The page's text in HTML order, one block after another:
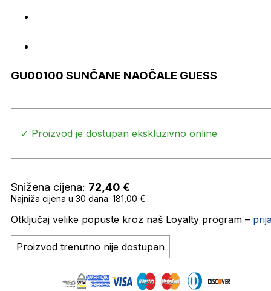
GU00100 SUNČANE NAOČALE GUESS
✓ Proizvod je dostupan ekskluzivno online
Snižena cijena: 72,40 €
Najniža cijena u 30 dana: 181,00 €
Otključaj velike popuste kroz naš Loyalty program –
Proizvod trenutno nije dostupan